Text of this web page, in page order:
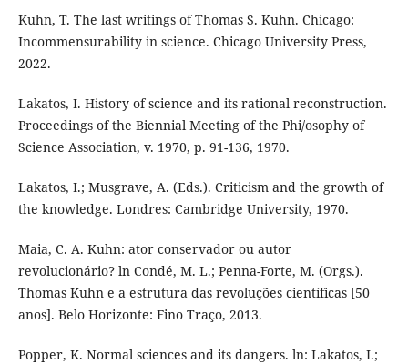
Kuhn, T. The last writings of Thomas S. Kuhn. Chicago:
Incommensurability in science. Chicago University Press,
2022.
Lakatos, I. History of science and its rational reconstruction.
Proceedings of the Biennial Meeting of the Phi/osophy of
Science Association, v. 1970, p. 91-136, 1970.
Lakatos, I.; Musgrave, A. (Eds.). Criticism and the growth of
the knowledge. Londres: Cambridge University, 1970.
Maia, C. A. Kuhn: ator conservador ou autor
revolucionário? ln Condé, M. L.; Penna-Forte, M. (Orgs.).
Thomas Kuhn e a estrutura das revoluções científicas [50
anos]. Belo Horizonte: Fino Traço, 2013.
Popper, K. Normal sciences and its dangers. ln: Lakatos, I.;